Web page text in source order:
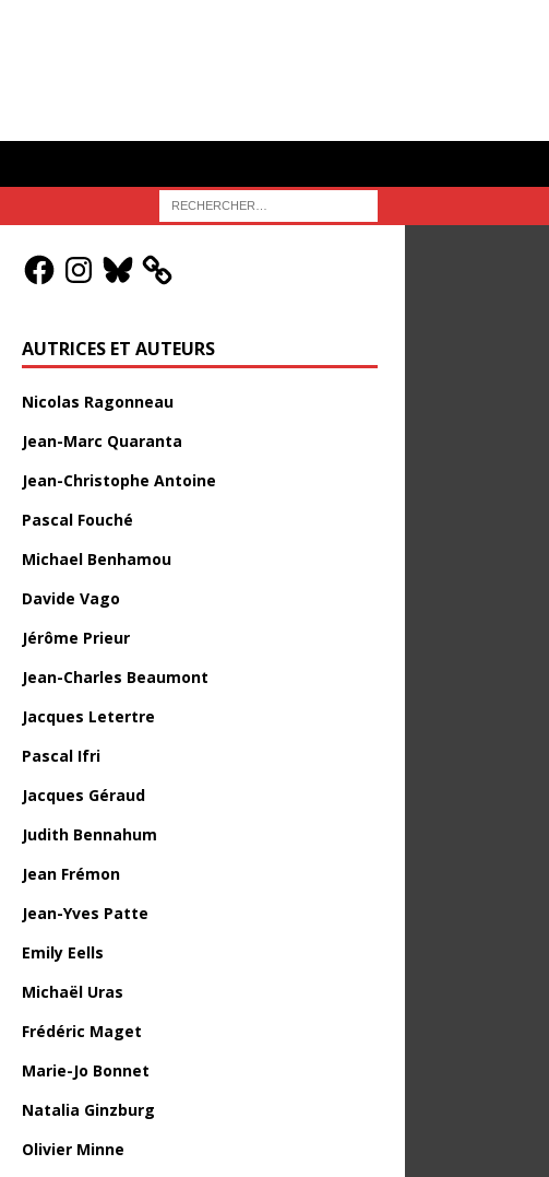
AUTRICES ET AUTEURS
Nicolas Ragonneau
Jean-Marc Quaranta
Jean-Christophe Antoine
Pascal Fouché
Michael Benhamou
Davide Vago
Jérôme Prieur
Jean-Charles Beaumont
Jacques Letertre
Pascal Ifri
Jacques Géraud
Judith Bennahum
Jean Frémon
Jean-Yves Patte
Emily Eells
Michaël Uras
Frédéric Maget
Marie-Jo Bonnet
Natalia Ginzburg
Olivier Minne